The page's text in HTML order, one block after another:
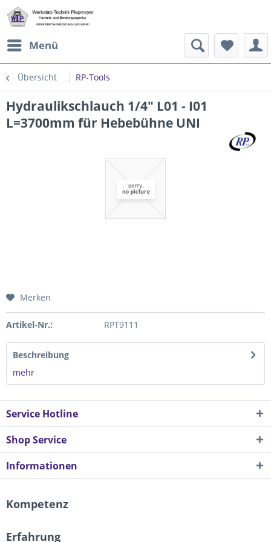
Menü
Übersicht RP-Tools
Hydraulikschlauch 1/4" L01 - I01
L=3700mm für Hebebühne UNI
Merken
Artikel-Nr.: RPT9111
Beschreibung
mehr
Service Hotline
Shop Service
Informationen
Kompetenz
Erfahrung